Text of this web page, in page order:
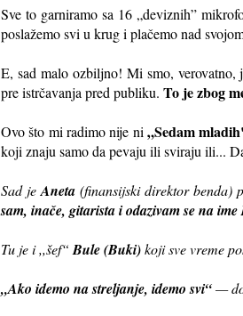
Sve to garniramo sa 16 „deviznih”
poslažemo svi u krug i plačemo nad
E, sad malo ozbiljno! Mi smo, verovatno,
pre istrčavanja pred publiku. To je zbog
Ovo što mi radimo nije ni „Sedam
koji znaju samo da pevaju ili sviraju ili...
Sad jeAneta (finansijski direktor benda)
sam, inače, gitarista i odazivam se na
Tu je i ,,šef“ Bule (Buki)koji sve vreme
„Ako idemo na streljanje, idemo svi“—